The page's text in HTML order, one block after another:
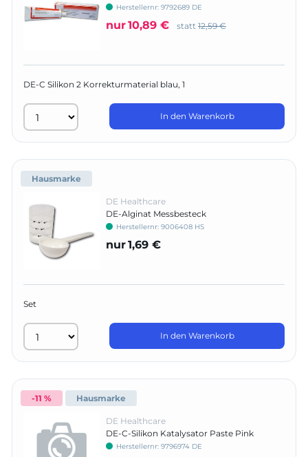
Herstellernr: 9792689 DE
nur10,89 € statt 12,59 €
DE-C Silikon 2 Korrekturmaterial blau, 1
In den Warenkorb
Hausmarke
DE Healthcare
DE-Alginat Messbesteck
Herstellernr: 9006408 HS
nur1,69 €
Set
In den Warenkorb
-11 % Hausmarke
DE Healthcare
DE-C-Silikon Katalysator Paste Pink
Herstellernr: 9796974 DE